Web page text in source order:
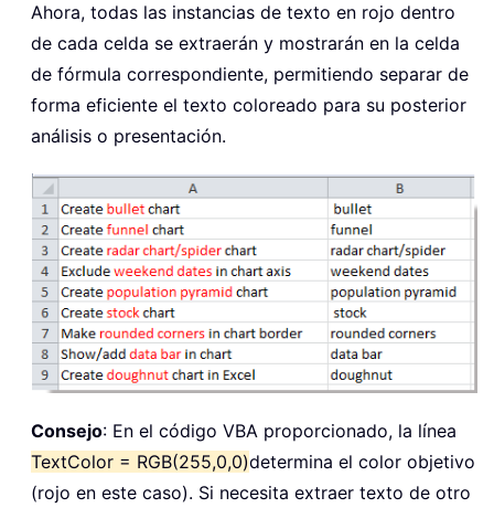
Ahora, todas las instancias de texto en rojo dentro
de cada celda se extraerán y mostrarán en la celda
de fórmula correspondiente, permitiendo separar de
forma eficiente el texto coloreado para su posterior
análisis o presentación.
Consejo: En el código VBA proporcionado, la línea
TextColor = RGB(255,0,0)determina el color objetivo
(rojo en este caso). Si necesita extraer texto de otro